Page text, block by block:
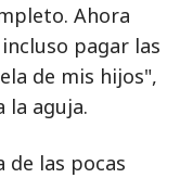
Ahora
pagar las
de mis hijos",
la aguja.
de las pocas